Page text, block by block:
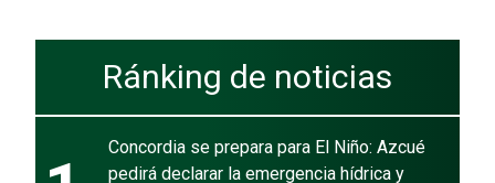
Ránking de noticias
Concordia se prepara para El Niño: Azcué
pedirá declarar la emergencia hídrica y